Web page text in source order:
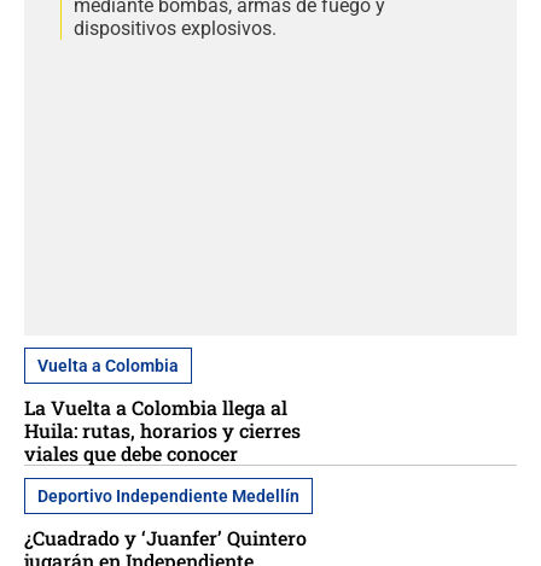
mediante bombas, armas de fuego y
dispositivos explosivos.
Vuelta a Colombia
La Vuelta a Colombia llega al
Huila: rutas, horarios y cierres
viales que debe conocer
Deportivo Independiente Medellín
¿Cuadrado y ‘Juanfer’ Quintero
jugarán en Independiente